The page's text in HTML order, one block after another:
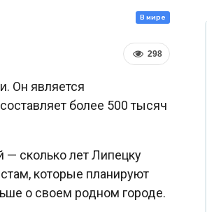
В мире
298
Он является
более 500 тысяч
сколько лет Липецку
которые планируют
о своем родном городе.